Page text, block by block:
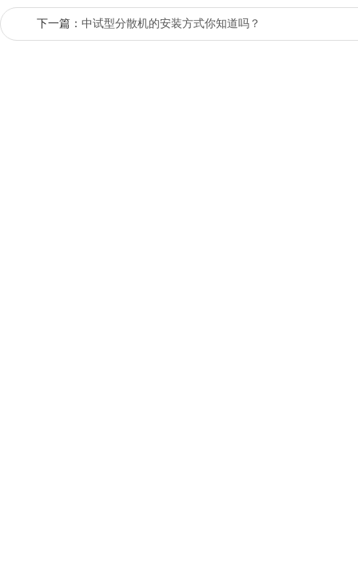
下一篇： 中试型分散机的安装方式你知道吗？